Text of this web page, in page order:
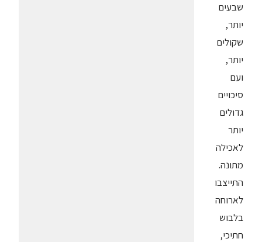
שבעים
יותר,
שקולים
יותר,
ועם
סיכויים
גדולים
יותר
לאכילה
מתונה.
התייצבו
לארוחה
בלבוש
חתיכי,